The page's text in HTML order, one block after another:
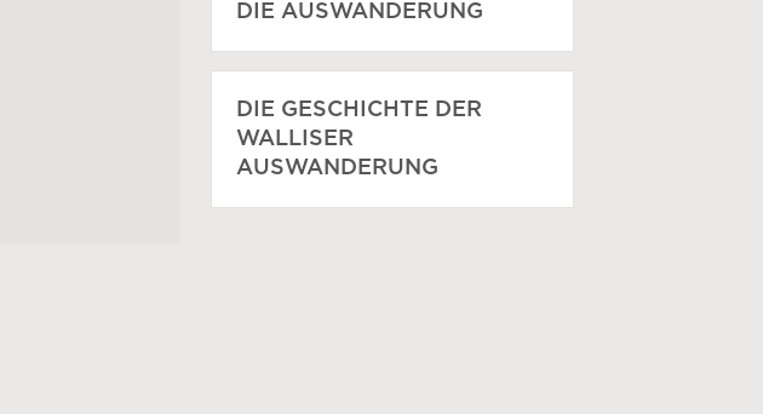
DIE AUSWANDERUNG
DIE GESCHICHTE DER
WALLISER
AUSWANDERUNG